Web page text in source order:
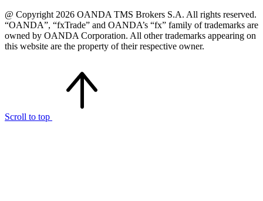
@ Copyright 2026 OANDA TMS Brokers S.A. All rights reserved.
“OANDA”, “fxTrade” and OANDA’s “fx” family of trademarks are
owned by OANDA Corporation. All other trademarks appearing on
this website are the property of their respective owner.
Scroll to top